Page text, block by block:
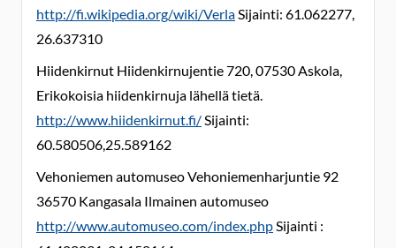
http://fi.wikipedia.org/wiki/VerlaSijainti: 61.062277,
26.637310
Hiidenkirnut Hiidenkirnujentie 720, 07530 Askola,
Erikokoisia hiidenkirnuja lähellä tietä.
http://www.hiidenkirnut.fi/Sijainti:
60.580506,25.589162
Vehoniemen automuseo Vehoniemenharjuntie 92
36570 Kangasala Ilmainen automuseo
http://www.automuseo.com/index.phpSijainti :